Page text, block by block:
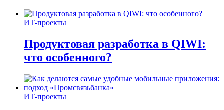
ИТ-проекты
Продуктовая разработка в QIWI:
что особенного?
ИТ-проекты